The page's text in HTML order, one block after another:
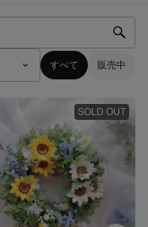
すべて 販売中
SOLD OUT